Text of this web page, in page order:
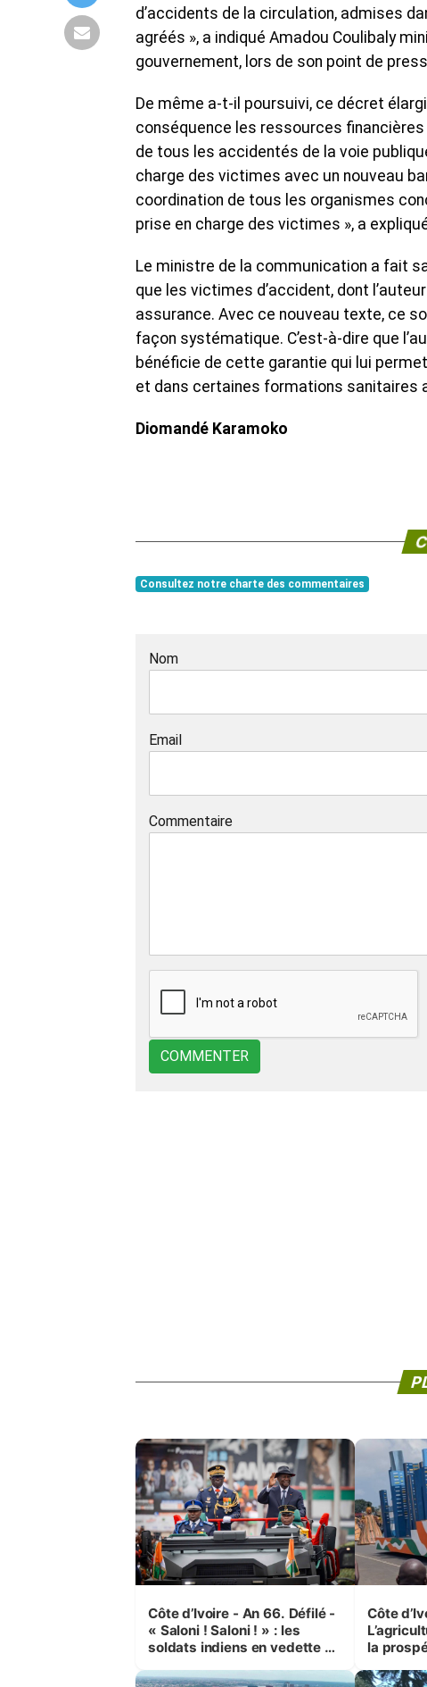
d’accidents de la circulation, admises
agréés », a indiqué Amadou Coulibaly
gouvernement, lors de son point de
De même a-t-il poursuivi, ce décret
conséquence les ressources
de tous les accidentés de la voie
charge des victimes avec un nouveau
coordination de tous les organismes
prise en charge des victimes », a
Le ministre de la communication a fait
que les victimes d’accident, dont
assurance. Avec ce nouveau texte, ce
façon systématique. C’est-à-dire que
bénéficie de cette garantie qui lui
et dans certaines formations sanitaires
Diomandé Karamoko
Consultez notre charte des commentaires
Nom
Email
Commentaire
COMMENTER
Côte d’Ivoire - An 66. Défilé -
« Saloni ! Saloni ! » : les
soldats indiens en vedette à
Côte
la